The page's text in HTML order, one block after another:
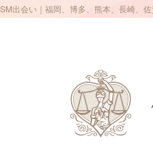
SM出会い｜福岡、博多、熊本、長崎、